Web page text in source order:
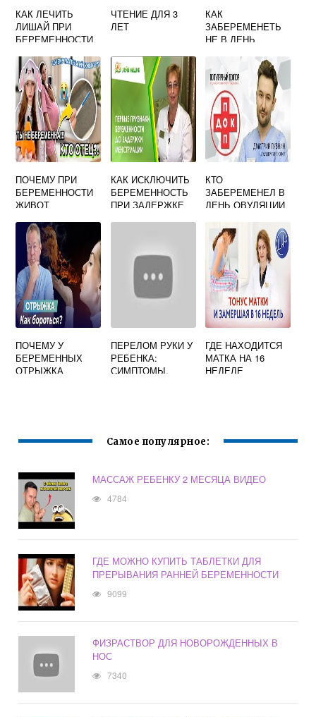
КАК ЛЕЧИТЬ
ЛИШАЙ ПРИ
БЕРЕМЕННОСТИ
ЧТЕНИЕ ДЛЯ 3
ЛЕТ
КАК
ЗАБЕРЕМЕНЕТЬ
НЕ В ДЕНЬ
ПОЧЕМУ ПРИ
БЕРЕМЕННОСТИ
ЖИВОТ
КАК ИСКЛЮЧИТЬ
БЕРЕМЕННОСТЬ
ПРИ ЗАДЕРЖКЕ
КТО
ЗАБЕРЕМЕНЕЛ В
ДЕНЬ ОВУЛЯЦИИ
ПОЧЕМУ У
БЕРЕМЕННЫХ
ОТРЫЖКА
ПЕРЕЛОМ РУКИ У
РЕБЕНКА:
СИМПТОМЫ,
ГДЕ НАХОДИТСЯ
МАТКА НА 16
НЕДЕЛЕ
Самое популярное:
МАССАЖ РЕБЕНКУ 2 МЕСЯЦА ВИДЕО
4784
ГДЕ МОЖНО КУПИТЬ ТАБЛЕТКИ ДЛЯ
ПРЕРЫВАНИЯ РАННЕЙ БЕРЕМЕННОСТИ
9099
ФИЗРАСТВОР ДЛЯ НОВОРОЖДЕННЫХ В
НОС
7340